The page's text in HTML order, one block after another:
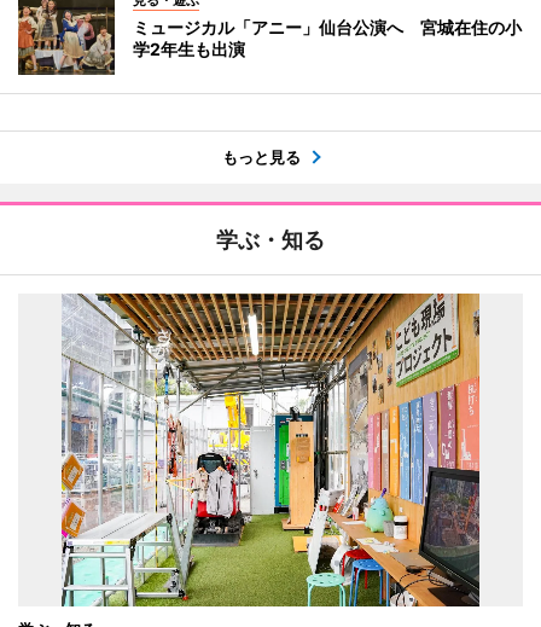
ミュージカル「アニー」仙台公演へ 宮城在住の小
学2年生も出演
もっと見る
学ぶ・知る